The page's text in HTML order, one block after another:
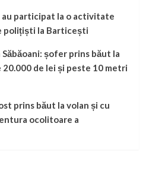
participat la o activitate
polițiști la Barticești
șofer prins băut la
20.000 de lei și peste 10 metri
prins băut la volan și cu
ocolitoare a